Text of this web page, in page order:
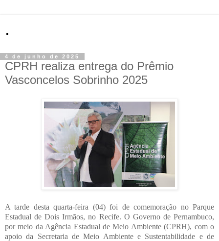
.
4 de junho de 2025
CPRH realiza entrega do Prêmio
Vasconcelos Sobrinho 2025
A tarde desta quarta-feira (04) foi de comemoração no Parque
Estadual de Dois Irmãos, no Recife. O Governo de Pernambuco,
por meio da Agência Estadual de Meio Ambiente (CPRH), com o
apoio da Secretaria de Meio Ambiente e Sustentabilidade e de